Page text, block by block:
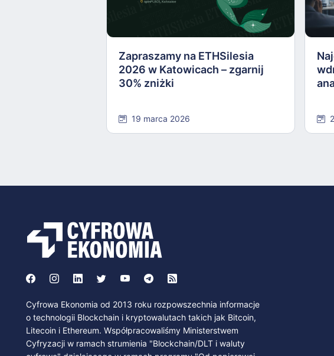
Zapraszamy na ETHSilesia
2026 w Katowicach – zgarnij
30% zniżki
19 marca 2026
Cyfrowa Ekonomia od 2013 roku rozpowszechnia informacje
o technologii Blockchain i kryptowalutach takich jak Bitcoin,
Litecoin i Ethereum. Współpracowaliśmy Ministerstwem
Cyfryzacji w ramach strumienia "Blockchain/DLT i waluty